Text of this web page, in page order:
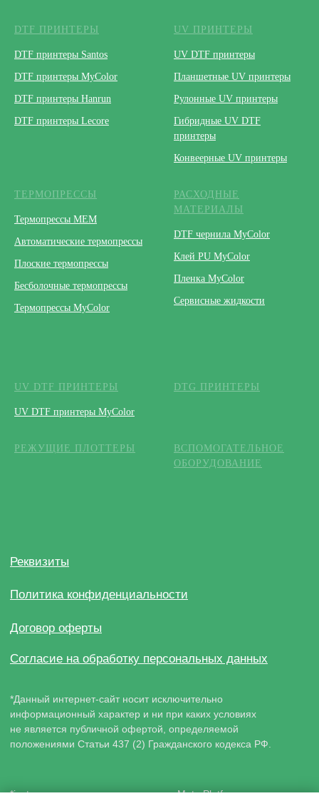
DTF ПРИНТЕРЫ
DTF принтеры Santos
DTF принтеры MyColor
DTF принтеры Hanrun
DTF принтеры Lecore
UV ПРИНТЕРЫ
UV DTF принтеры
Планшетные UV принтеры
Рулонные UV принтеры
Гибридные UV DTF
принтеры
Конвеерные UV принтеры
ТЕРМОПРЕССЫ
Термопрессы МЕМ
Автоматические термопрессы
Плоские термопрессы
Бесболочные термопрессы
Термопрессы MyColor
РАСХОДНЫЕ
МАТЕРИАЛЫ
DTF чернила MyColor
Клей PU MyColor
Пленка MyColor
Сервисные жидкости
UV DTF ПРИНТЕРЫ
UV DTF принтеры MyColor
DTG ПРИНТЕРЫ
РЕЖУЩИЕ ПЛОТТЕРЫ
ВСПОМОГАТЕЛЬНОЕ
ОБОРУДОВАНИЕ